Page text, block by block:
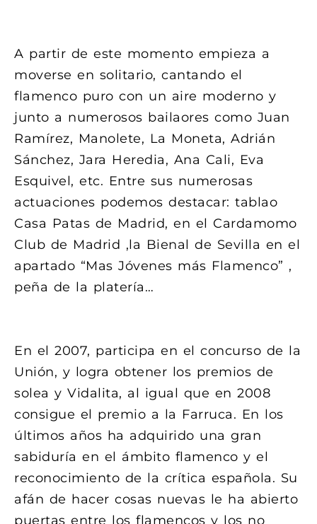
A partir de este momento empieza a
moverse en solitario, cantando el
flamenco puro con un aire moderno y
junto a numerosos bailaores como Juan
Ramírez, Manolete, La Moneta, Adrián
Sánchez, Jara Heredia, Ana Cali, Eva
Esquivel, etc. Entre sus numerosas
actuaciones podemos destacar: tablao
Casa Patas de Madrid, en el Cardamomo
Club de Madrid ,la Bienal de Sevilla en el
apartado “Mas Jóvenes más Flamenco” ,
peña de la platería…
En el 2007, participa en el concurso de la
Unión, y logra obtener los premios de
solea y Vidalita, al igual que en 2008
consigue el premio a la Farruca. En los
últimos años ha adquirido una gran
sabiduría en el ámbito flamenco y el
reconocimiento de la crítica española. Su
afán de hacer cosas nuevas le ha abierto
puertas entre los flamencos y los no